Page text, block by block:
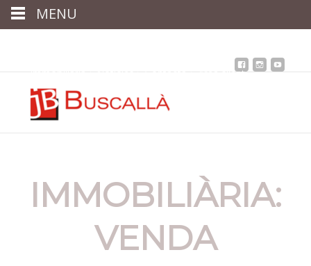
Immobiliària Notícies Contacta Àrea client
IMMOBILIÀRIA:
VENDA
MENU